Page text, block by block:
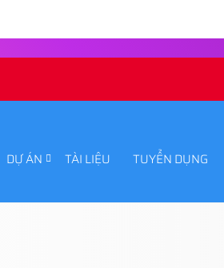
DỰ ÁN TÀI LIỆU TUYỂN DỤNG